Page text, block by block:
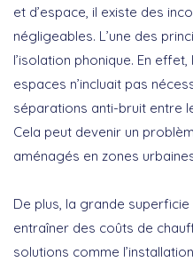
et d’espace, il existe des
négligeables. L’une des
l’isolation phonique. En effet,
espaces n’incluait pas
séparations anti-bruit entre
Cela peut devenir un
aménagés en zones
De plus, la grande
entraîner des coûts de
solutions comme